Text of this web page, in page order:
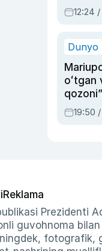
12:24
Dunyo
oʻtgan
19:50
Reklama
Prezidenti
guvohnoma
fotografik,